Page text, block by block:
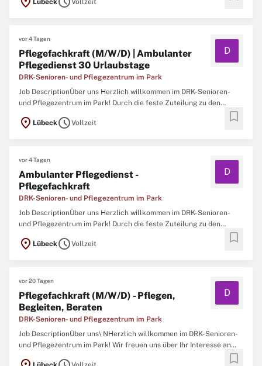
demenziell erkrankter Menschen spezialisiert. Wir nehmen Ihre
Lübeck Vollzeit
vor 4 Tagen
Pflegefachkraft (M/W/D) | Ambulanter
Pflegedienst 30 Urlaubstage
DRK-Senioren- und Pflegezentrum im Park
D
Job DescriptionÜber uns Herzlich willkommen im DRK-Senioren-
und Pflegezentrum im Park! Durch die feste Zuteilung zu den
Wohnbereichen entsteht eine verlässliche Zusammenarbeit und ein
strukturiertes Arbeitsumfeld.Eine abgeschlossene Ausbildung als
location_on LübeckscheduleVollzeit bookmark
vor 4 Tagen
Ambulanter Pflegedienst -
Pflegefachkraft
DRK-Senioren- und Pflegezentrum im Park
D
Job DescriptionÜber uns Herzlich willkommen im DRK-Senioren-
und Pflegezentrum im Park! Durch die feste Zuteilung zu den
Wohnbereichen entsteht eine verlässliche Zusammenarbeit und ein
strukturiertes Arbeitsumfeld.Eine abgeschlossene Ausbildung als
location_on LübeckscheduleVollzeit bookmark
vor 20 Tagen
Pflegefachkraft (M/W/D) - Pflegen,
Begleiten, Beraten
DRK-Senioren- und Pflegezentrum im Park
D
Job DescriptionÜber uns\ NHerzlich willkommen im DRK-Senioren-
und Pflegezentrum im Park! Wir freuen uns über Ihr Interesse an
einer Mitarbeit in unserer Einrichtung, die seit 1960 besteht. Aufbookmark